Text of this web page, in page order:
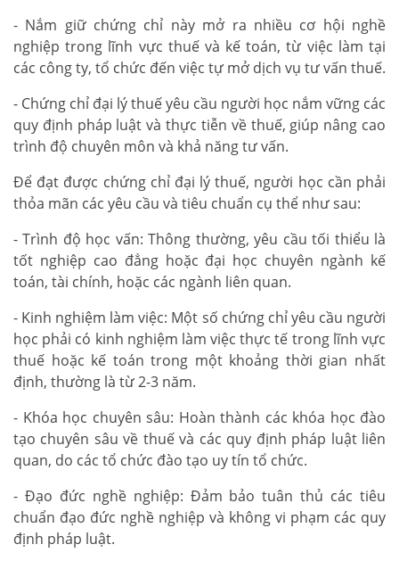
- Nắm giữ chứng chỉ này mở ra nhiều cơ hội nghề
nghiệp trong lĩnh vực thuế và kế toán, từ việc làm tại
các công ty, tổ chức đến việc tự mở dịch vụ tư vấn thuế.
- Chứng chỉ đại lý thuế yêu cầu người học nắm vững các
quy định pháp luật và thực tiễn về thuế, giúp nâng cao
trình độ chuyên môn và khả năng tư vấn.
Để đạt được chứng chỉ đại lý thuế, người học cần phải
thỏa mãn các yêu cầu và tiêu chuẩn cụ thể như sau:
- Trình độ học vấn: Thông thường, yêu cầu tối thiểu là
tốt nghiệp cao đẳng hoặc đại học chuyên ngành kế
toán, tài chính, hoặc các ngành liên quan.
- Kinh nghiệm làm việc: Một số chứng chỉ yêu cầu người
học phải có kinh nghiệm làm việc thực tế trong lĩnh vực
thuế hoặc kế toán trong một khoảng thời gian nhất
định, thường là từ 2-3 năm.
- Khóa học chuyên sâu: Hoàn thành các khóa học đào
tạo chuyên sâu về thuế và các quy định pháp luật liên
quan, do các tổ chức đào tạo uy tín tổ chức.
- Đạo đức nghề nghiệp: Đảm bảo tuân thủ các tiêu
chuẩn đạo đức nghề nghiệp và không vi phạm các quy
định pháp luật.